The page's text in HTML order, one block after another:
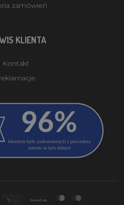
zamówień
KLIENTA
Kontakt